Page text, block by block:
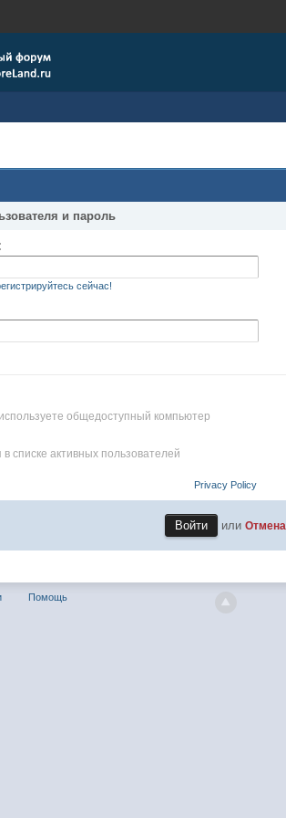
и пароль
сейчас!
общедоступный компьютер
списке активных пользователей
Privacy Policy
илиОтмена
Помощь